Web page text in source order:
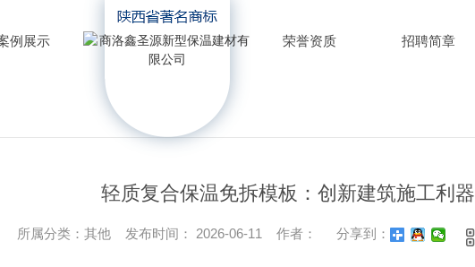
例展示 荣誉资质 招聘简章
轻质复合保温免拆模板：创新建筑施工利器
所属分类：其他 发布时间： 2026-06-11 作者： 分享到：